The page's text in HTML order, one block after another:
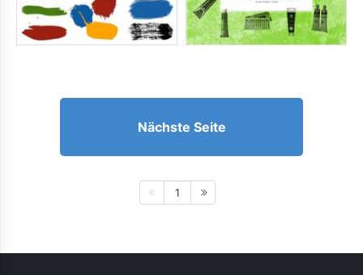
Nächste Seite
1